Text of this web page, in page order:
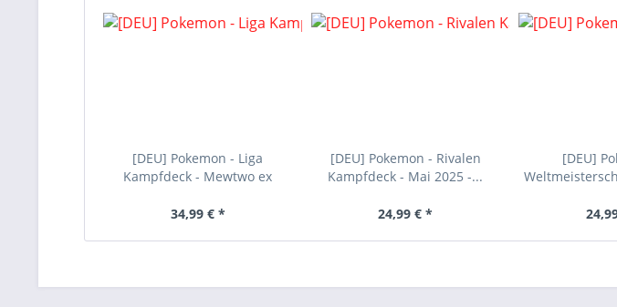
[DEU] Pokemon - Liga
Kampfdeck - Mewtwo ex
34,99 € *
[DEU] Pokemon - Rivalen
Kampfdeck - Mai 2025 -...
24,99 € *
[DEU]